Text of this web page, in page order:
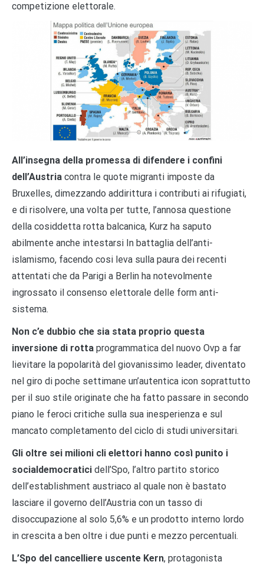
competizione elettorale.
All’insegna della promessa di difendere i confini
dell’Austria contra le quote migranti imposte da
Bruxelles, dimezzando addirittura i contributi ai rifugiati,
e di risolvere, una volta per tutte, l’annosa questione
della cosiddetta rotta balcanica, Kurz ha saputo
abilmente anche intestarsi In battaglia dell’anti-
islamismo, facendo cosi leva sulla paura dei recenti
attentati che da Parigi a Berlin ha notevolmente
ingrossato il consenso elettorale delle form anti-
sistema.
Non c’e dubbio che sia stata proprio questa
inversione di rotta programmatica del nuovo Ovp a far
lievitare la popolarità del giovanissimo leader, diventato
nel giro di poche settimane un’autentica icon soprattutto
per il suo stile originate che ha fatto passare in secondo
piano le feroci critiche sulla sua inesperienza e sul
mancato completamento del ciclo di studi universitari.
Gli oltre sei milioni cli elettori hanno così punito i
socialdemocratici dell’Spo, l’altro partito storico
dell’establishment austriaco al quale non è bastato
lasciare il governo dell’Austria con un tasso di
disoccupazione al solo 5,6% e un prodotto interno lordo
in crescita a ben oltre i due punti e mezzo percentuali.
L’Spo del cancelliere uscente Kern, protagonista